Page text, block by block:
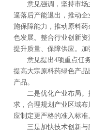
意见强调，坚持市
逼落后产能退出，推动
施保障能力，推动原料
色发展。整合行业创新
提升质量、保障供应。
意见提出4项重点任
提高大宗原料药绿色产
产品。
二是优化产业布局
求，合理规划产业区域
应制定更严格的准入标准
三是加快技术创新